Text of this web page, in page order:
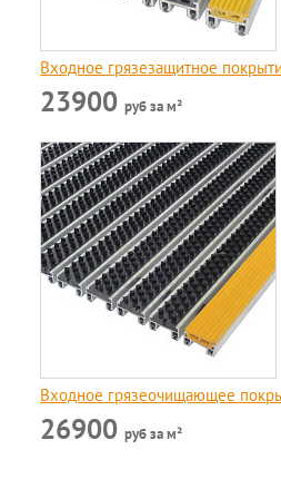
Входное грязезащитное
23900руб за м²
Входное грязеочищающее
26900руб за м²